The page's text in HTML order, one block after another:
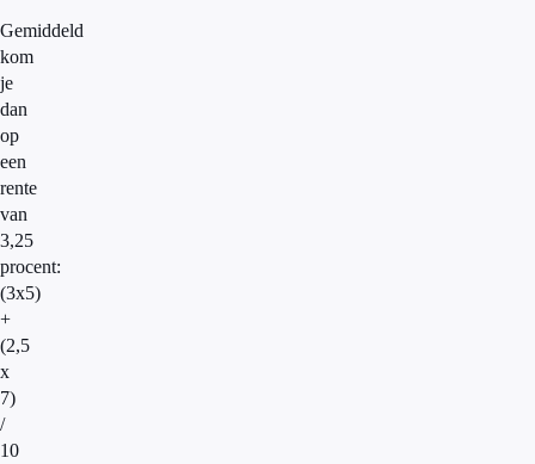
Gemiddeld
kom
je
dan
op
een
rente
van
3,25
procent:
(3x5)
+
(2,5
x
7)
/
10